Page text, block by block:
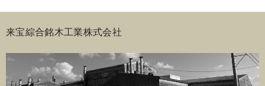
来宝綜合銘木工業株式会社